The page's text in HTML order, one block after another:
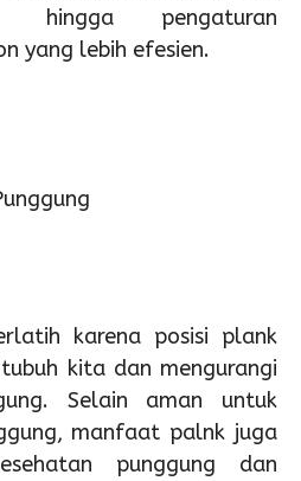
hingga pengaturan
yang lebih efesien.
karena posisi plank
kita dan mengurangi
Selain aman untuk
manfaat palnk juga
punggung dan